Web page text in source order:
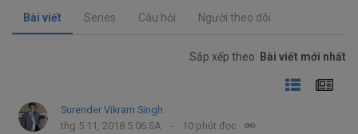
Bài viết Series Câu hỏi Người theo dõi
Sắp xếp theo: Bài viết mới nhất
Surender Vikram Singh
thg 5 11, 2018 5:06 SA
10 phút đọc